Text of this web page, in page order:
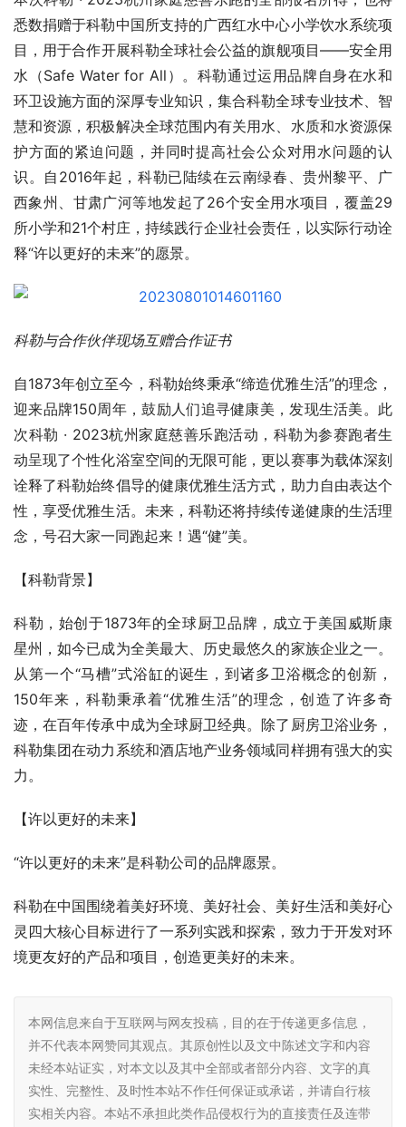
悉数捐赠于科勒中国所支持的广西红水中心小学饮水系统项
目，用于合作开展科勒全球社会公益的旗舰项目——安全用
水（Safe Water for All）。科勒通过运用品牌自身在水和
环卫设施方面的深厚专业知识，集合科勒全球专业技术、智
慧和资源，积极解决全球范围内有关用水、水质和水资源保
护方面的紧迫问题，并同时提高社会公众对用水问题的认
识。自2016年起，科勒已陆续在云南绿春、贵州黎平、广
西象州、甘肃广河等地发起了26个安全用水项目，覆盖29
所小学和21个村庄，持续践行企业社会责任，以实际行动诠
释“许以更好的未来”的愿景。
科勒与合作伙伴现场互赠合作证书
自1873年创立至今，科勒始终秉承“缔造优雅生活”的理念，
迎来品牌150周年，鼓励人们追寻健康美，发现生活美。此
次科勒 · 2023杭州家庭慈善乐跑活动，科勒为参赛跑者生
动呈现了个性化浴室空间的无限可能，更以赛事为载体深刻
诠释了科勒始终倡导的健康优雅生活方式，助力自由表达个
性，享受优雅生活。未来，科勒还将持续传递健康的生活理
念，号召大家一同跑起来！遇“健”美。
【科勒背景】
科勒，始创于1873年的全球厨卫品牌，成立于美国威斯康
星州，如今已成为全美最大、历史最悠久的家族企业之一。
从第一个“马槽”式浴缸的诞生，到诸多卫浴概念的创新，
150年来，科勒秉承着“优雅生活”的理念，创造了许多奇
迹，在百年传承中成为全球厨卫经典。除了厨房卫浴业务，
科勒集团在动力系统和酒店地产业务领域同样拥有强大的实
力。
【许以更好的未来】
“许以更好的未来”是科勒公司的品牌愿景。
科勒在中国围绕着美好环境、美好社会、美好生活和美好心
灵四大核心目标进行了一系列实践和探索，致力于开发对环
境更友好的产品和项目，创造更美好的未来。
本网信息来自于互联网与网友投稿，目的在于传递更多信息，
并不代表本网赞同其观点。其原创性以及文中陈述文字和内容
未经本站证实，对本文以及其中全部或者部分内容、文字的真
实性、完整性、及时性本站不作任何保证或承诺，并请自行核
实相关内容。本站不承担此类作品侵权行为的直接责任及连带